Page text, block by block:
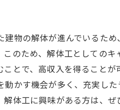
物の解体が進んでいるた
のため、解体工としての
とで、高収入を得ることが
かす機会が多く、充実し
体工に興味がある方は、